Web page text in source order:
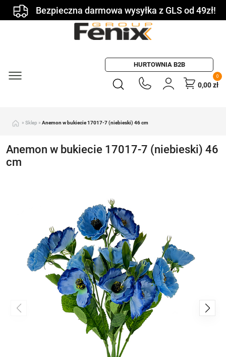
Bezpieczna darmowa wysyłka z GLS od 49zł!
HURTOWNIA B2B
0
0,00zł
» Sklep » Anemon w bukiecie 17017-7 (niebieski) 46 cm
Anemon w bukiecie 17017-7 (niebieski) 46
cm